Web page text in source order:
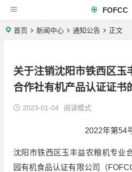
FOFCC
首页 新闻中心 通知公告 正文
关于注销沈阳市铁西区玉
合作社有机产品认证证书
2023-01-04 阅读模式
2022年第54
沈阳市铁西区玉丰益农粮机专业
园有机食品认证有限公司（